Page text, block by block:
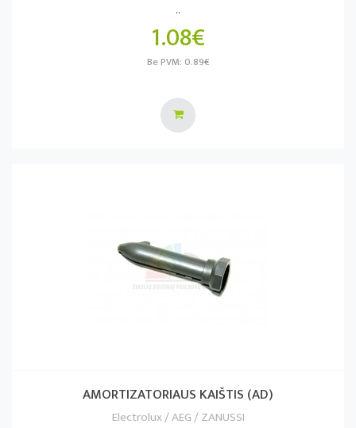
..
1.08€
Be PVM: 0.89€
AMORTIZATORIAUS KAIŠTIS (AD)
Electrolux / AEG / ZANUSSI